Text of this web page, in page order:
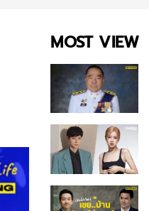
MOST VIEW